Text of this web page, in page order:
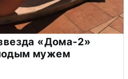
«Дома-2»
мужем